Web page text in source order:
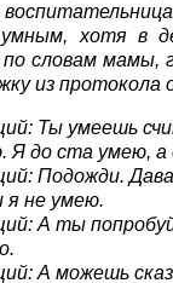
умным, хотя в
словам мамы,
из протокола
Ты умеешь
Я до ста умею, а
Подожди.
не умею.
А ты
А можешь